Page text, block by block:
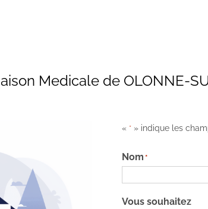
Medicale de OLONNE-
« * » indique les
Nom *
Vous souhaitez